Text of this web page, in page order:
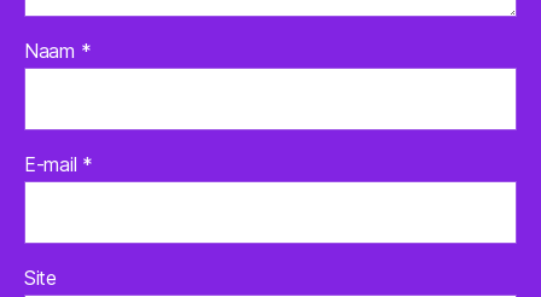
Naam *
E-mail *
Site